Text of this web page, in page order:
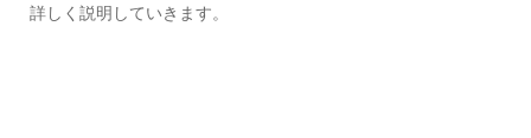
詳しく説明していきます。